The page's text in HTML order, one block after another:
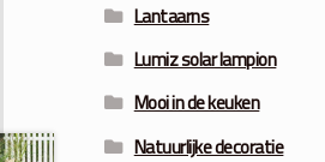
Lantaarns
Lumiz solar lampion
Mooi in de keuken
Natuurlijke decoratie